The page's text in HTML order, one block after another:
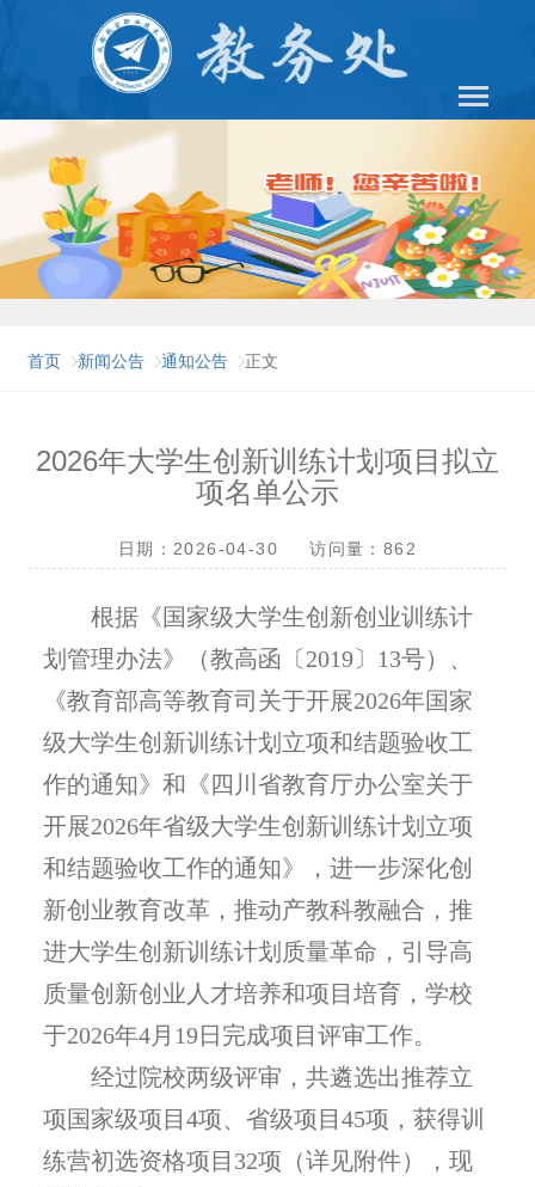
首页 新闻公告 通知公告 正文
2026年大学生创新训练计划项目拟立
项名单公示
日期：2026-04-30 访问量： 862
根据《国家级大学生创新创业训练计
划管理办法》（教高函〔2019〕13号）、
《教育部高等教育司关于开展2026年国家
级大学生创新训练计划立项和结题验收工
作的通知》和《四川省教育厅办公室关于
开展2026年省级大学生创新训练计划立项
和结题验收工作的通知》，进一步深化创
新创业教育改革，推动产教科教融合，推
进大学生创新训练计划质量革命，引导高
质量创新创业人才培养和项目培育，学校
于2026年4月19日完成项目评审工作。
经过院校两级评审，共遴选出推荐立
项国家级项目4项、省级项目45项， 获得训
练营初选资格项目32项 （详见附件），现